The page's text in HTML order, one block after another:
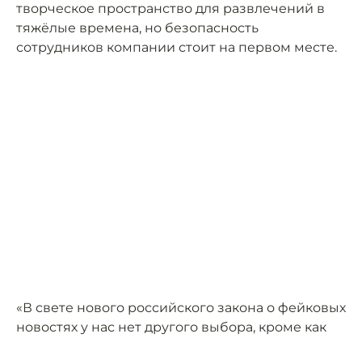
творческое пространство для развлечений в
тяжёлые времена, но безопасность
сотрудников компании стоит на первом месте.
«В свете нового российского закона о фейковых
новостях у нас нет другого выбора, кроме как